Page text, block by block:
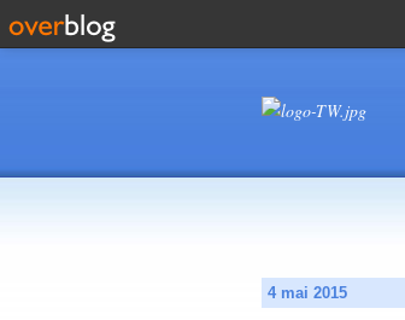
4 mai 2015